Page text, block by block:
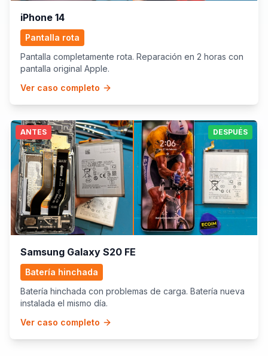
iPhone 14
Pantalla rota
Pantalla completamente rota. Reparación en 2 horas con
pantalla original Apple.
Ver caso completo
ANTES DESPUÉS
Samsung Galaxy S20 FE
Batería hinchada
Batería hinchada con problemas de carga. Batería nueva
instalada el mismo día.
Ver caso completo